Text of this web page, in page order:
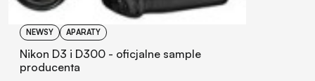
NEWSY APARATY
Nikon D3 i D300 - oficjalne sample
producenta